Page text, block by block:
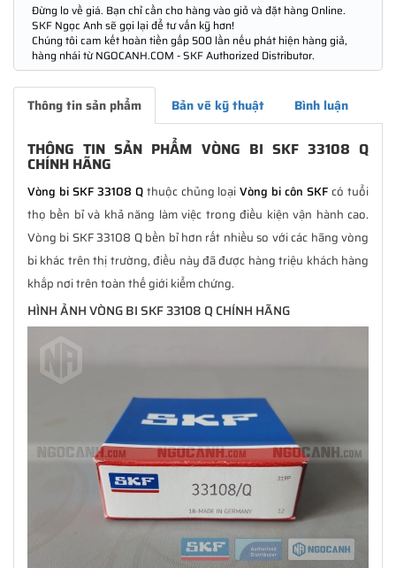
Đừng lo về giá. Bạn chỉ cần cho hàng vào giỏ và đặt hàng Online.
SKF Ngọc Anh sẽ gọi lại để tư vấn kỹ hơn!
Chúng tôi cam kết hoàn tiền gấp 500 lần nếu phát hiện hàng giả,
hàng nhái từ NGOCANH.COM - SKF Authorized Distributor.
Thông tin sản phẩm Bản vẽ kỹ thuật Bình luận
THÔNG TIN SẢN PHẨM VÒNG BI SKF 33108 Q
CHÍNH HÃNG
Vòng bi SKF 33108 Qthuộc chủng loạiVòng bi côn SKFcó tuổi
thọ bền bỉ và khả năng làm việc trong điều kiện vận hành cao.
Vòng bi SKF 33108 Q bền bỉ hơn rất nhiều so với các hãng vòng
bi khác trên thị trường, điều này đã được hàng triệu khách hàng
khắp nơi trên toàn thế giới kiểm chứng.
HÌNH ẢNH VÒNG BI SKF 33108 Q CHÍNH HÃNG